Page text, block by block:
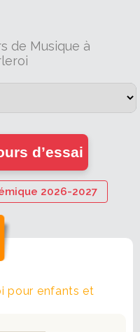
de Musique à
d’essai
2026-2027
pour enfants et